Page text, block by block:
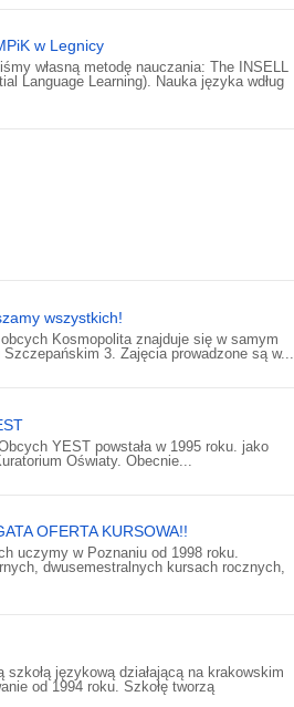
w Legnicy
własną metodę nauczania: The INSELL
Language Learning). Nauka języka wdług
wszystkich!
Kosmopolita znajduje się w samym
3. Zajęcia prowadzone są w...
YEST powstała w 1995 roku. jako
Oświaty. Obecnie...
OFERTA KURSOWA!!
uczymy w Poznaniu od 1998 roku.
dwusemestralnych kursach rocznych,
językową działającą na krakowskim
od 1994 roku. Szkołę tworzą